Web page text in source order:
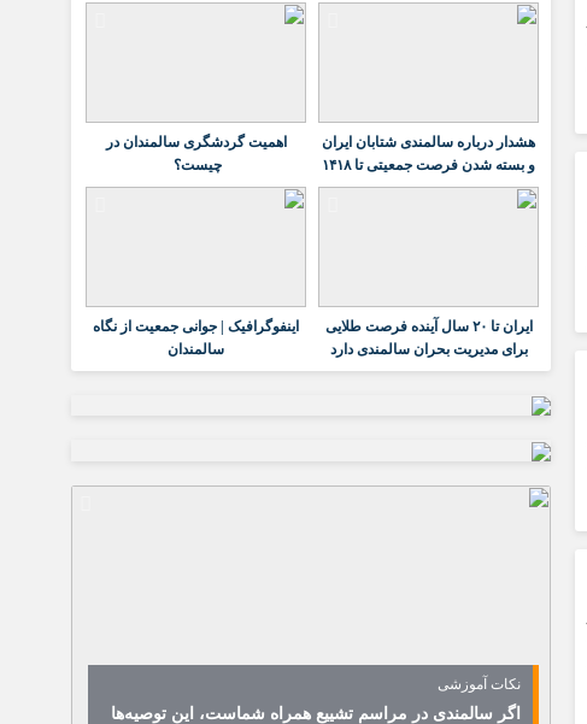
هشدار درباره سالمندی شتابان ایران
و بسته شدن فرصت جمعیتی تا ۱۴۱۸
اهمیت گردشگری سالمندان در
چیست؟
ایران تا ۲۰ سال آینده فرصت طلایی
برای مدیریت بحران سالمندی دارد
اینفوگرافیک | جوانی جمعیت از نگاه
سالمندان
نکات آموزشی
اگر سالمندی در مراسم تشییع همراه شماست، این توصیه‌ها